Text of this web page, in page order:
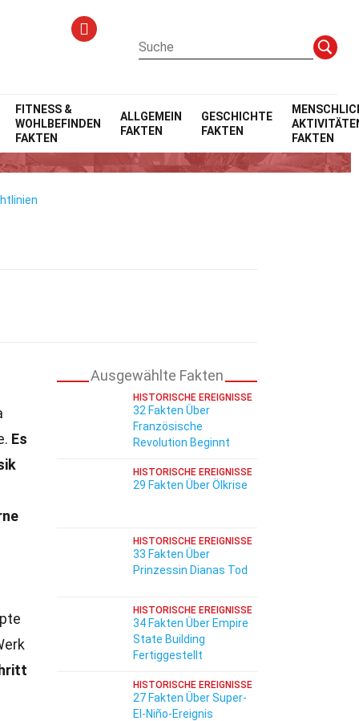
FITNESS &
WOHLBEFINDEN
FAKTEN
ALLGEMEIN
FAKTEN
GESCHICHTE
FAKTEN
FAKTEN
Es
Ausgewählte Fakten
HISTORISCHE EREIGNISSE
32 Fakten Über
Französische
Revolution Beginnt
HISTORISCHE EREIGNISSE
29 Fakten Über Ölkrise
HISTORISCHE EREIGNISSE
33 Fakten Über
Prinzessin Dianas Tod
HISTORISCHE EREIGNISSE
34 Fakten Über Empire
State Building
Fertiggestellt
HISTORISCHE EREIGNISSE
27 Fakten Über Super-
El-Niño-Ereignis